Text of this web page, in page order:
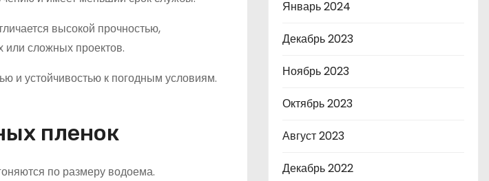
высокой прочностью,
или сложных проектов.
и устойчивостью к погодным условиям.
пленок
по размеру водоема.
Январь 2024
Декабрь 2023
Ноябрь 2023
Октябрь 2023
Август 2023
Декабрь 2022